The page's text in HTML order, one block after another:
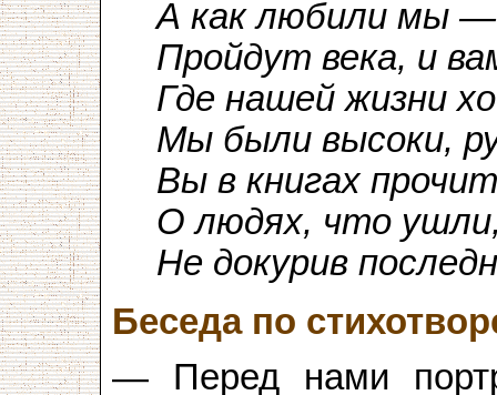
А как любили мы
Пройдут века, и
Где нашей жизни
Мы были высоки,
Вы в книгах
О людях, что
Не докурив
Беседа по
— Перед нами